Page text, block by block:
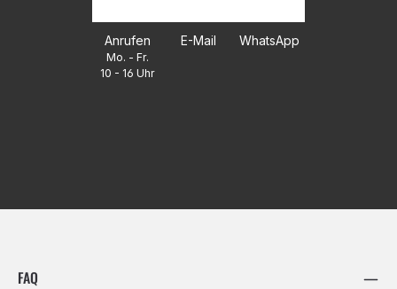
Anrufen
Mo. - Fr.
10 - 16 Uhr
E-Mail WhatsApp
FAQ